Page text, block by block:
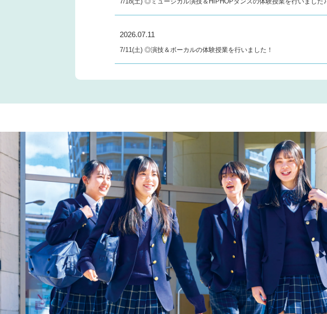
2026.07.11
7/11(土) ◎演技＆ボーカルの体験授業を行いました！